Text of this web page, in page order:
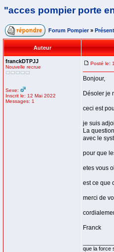
"acces pompier porte
Forum Pompier »
Auteur
franckDTPJJ
Nouvelle recrue
Sexe:
Inscrit le: 12 Mai 2022
Messages: 1
Posté le:
Bonjour,
Désoler je
ceci est
je suis
La
avec le
pour que
etes vous
est ce que
merci de
Franck
que la force